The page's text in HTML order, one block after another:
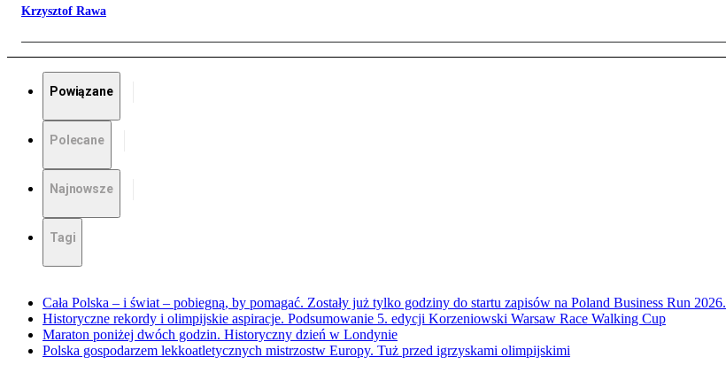
Krzysztof Rawa
Powiązane
Polecane
Najnowsze
Tagi
Cała Polska – i świat – pobiegną, by pomagać. Zostały już tylko godziny do startu zapisów na Poland Business Run 2026.
Historyczne rekordy i olimpijskie aspiracje. Podsumowanie 5. edycji Korzeniowski Warsaw Race Walking Cup
Maraton poniżej dwóch godzin. Historyczny dzień w Londynie
Polska gospodarzem lekkoatletycznych mistrzostw Europy. Tuż przed igrzyskami olimpijskimi